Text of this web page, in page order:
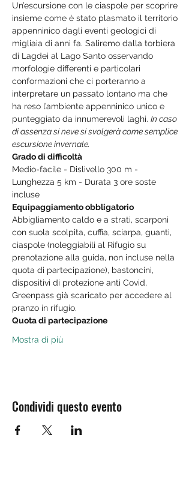
Un’escursione con le ciaspole per scoprire
insieme come è stato plasmato il territorio
appenninico dagli eventi geologici di
migliaia di anni fa. Saliremo dalla torbiera
di Lagdei al Lago Santo osservando
morfologie differenti e particolari
conformazioni che ci porteranno a
interpretare un passato lontano ma che
ha reso l’ambiente appenninico unico e
punteggiato da innumerevoli laghi. In caso
di assenza si neve si svolgerà come semplice
escursione invernale.
Grado di difficoltà
Medio-facile - Dislivello 300 m -
Lunghezza 5 km - Durata 3 ore soste
incluse
Equipaggiamento obbligatorio
Abbigliamento caldo e a strati, scarponi
con suola scolpita, cuffia, sciarpa, guanti,
ciaspole (noleggiabili al Rifugio su
prenotazione alla guida, non incluse nella
quota di partecipazione), bastoncini,
dispositivi di protezione anti Covid,
Greenpass già scaricato per accedere al
pranzo in rifugio.
Quota di partecipazione
Mostra di più
Condividi questo evento